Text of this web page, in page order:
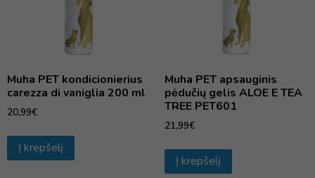
Muha PET kondicionierius
carezza di vaniglia 200 ml
20,99€
Į krepšelį
Muha PET apsauginis
pėdučių gelis ALOE E TEA
TREE PET601
21,99€
Į krepšelį